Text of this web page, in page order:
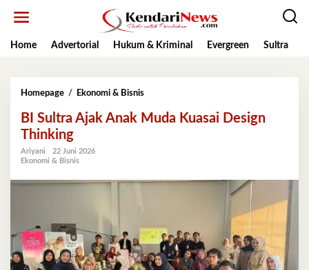
Home
Advertorial Hukum & Kriminal Evergreen Sultra
Homepage / Ekonomi & BisnisBI
Ajak
Thinking
BI Sultra Ajak Anak Muda Kuasai Design
Thinking
Ariyani
22 Juni 2026
Ekonomi & Bisnis